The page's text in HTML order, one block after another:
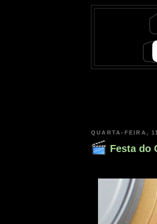
QUARTA-FEIRA,
Festa do